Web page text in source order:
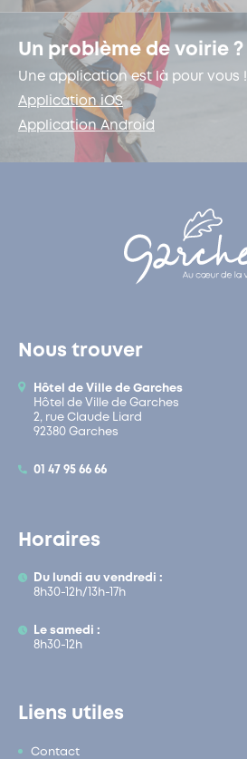
Un problème de voirie ?
Une application est là pour vous !
Application iOS
Application Android
Nous trouver
Hôtel de Ville de Garches
Hôtel de Ville de Garches
2, rue Claude Liard
92380 Garches
01 47 95 66 66
Horaires
Du lundi au vendredi :
8h30-12h/13h-17h
Le samedi :
8h30-12h
Liens utiles
Contact